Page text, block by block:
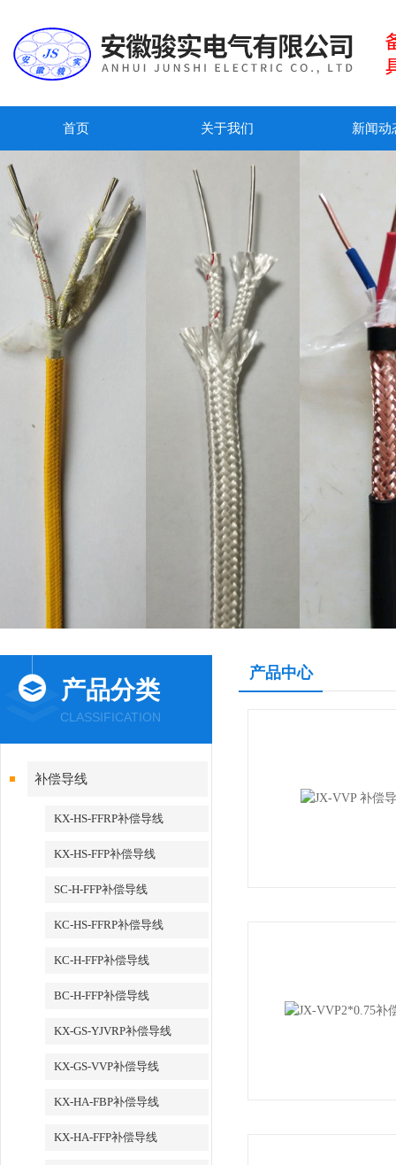
首页 关于我们 新闻动
产品分类
CLASSIFICATION
补偿导线
KX-HS-FFRP补偿导线
KX-HS-FFP补偿导线
SC-H-FFP补偿导线
KC-HS-FFRP补偿导线
KC-H-FFP补偿导线
BC-H-FFP补偿导线
KX-GS-YJVRP补偿导线
KX-GS-VVP补偿导线
KX-HA-FBP补偿导线
KX-HA-FFP补偿导线
产品中心